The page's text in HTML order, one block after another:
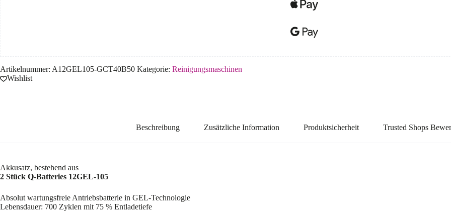
Artikelnummer: A12GEL105-GCT40B50 Kategorie: Reinigungsmaschinen
Wishlist
Beschreibung Zusätzliche Information Produktsicherheit Trusted Shops
Akkusatz, bestehend aus
2 Stück Q-Batteries 12GEL-105
Absolut wartungsfreie Antriebsbatterie in GEL-Technologie
Lebensdauer: 700 Zyklen mit 75 % Entladetiefe